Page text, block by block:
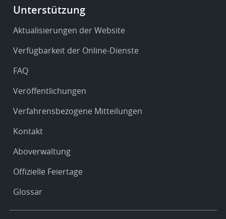
Footer
Service
support
Unterstützung
Aktualisierungen der Website
Verfügbarkeit der Online-Dienste
FAQ
Veröffentlichungen
Verfahrensbezogene Mitteilungen
Kontakt
Aboverwaltung
Offizielle Feiertage
Glossar